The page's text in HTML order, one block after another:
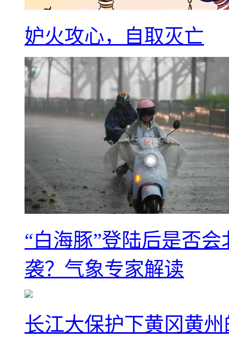
妒火攻心，自取灭亡
“白海豚”登陆后是否
袭？气象专家解读
长江大保护下黄冈黄